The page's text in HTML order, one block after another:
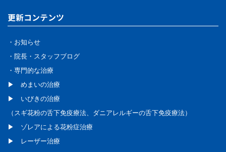
更新コンテンツ
・お知らせ
・院長・スタッフブログ
・専門的な治療
▶ めまいの治療
▶ いびきの治療
（スギ花粉の舌下免疫療法、 ダニアレルギーの舌下免疫療法）
▶ ゾレアによる花粉症治療
▶ レーザー治療